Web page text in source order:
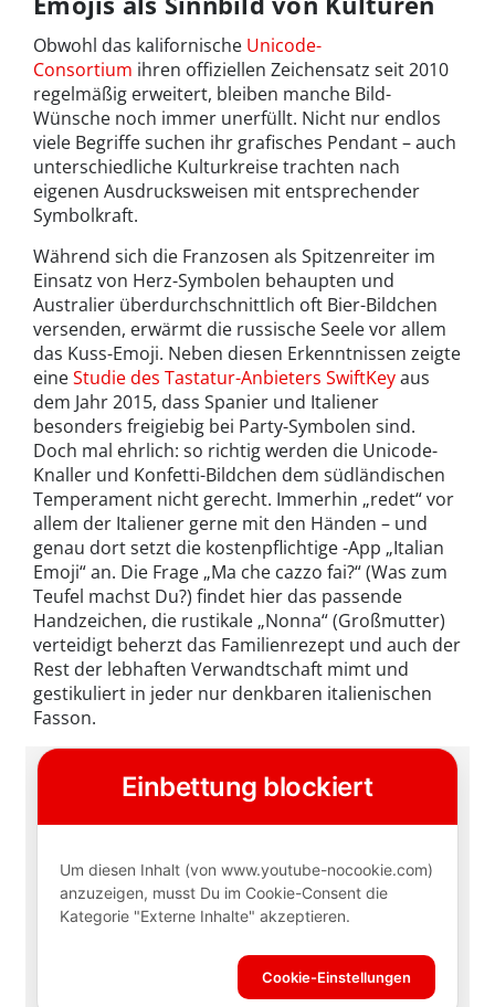
Obwohl das kalifornische Unicode-
Consortium ihren offiziellen Zeichensatz seit 2010
regelmäßig erweitert, bleiben manche Bild-
Wünsche noch immer unerfüllt. Nicht nur endlos
viele Begriffe suchen ihr grafisches Pendant – auch
unterschiedliche Kulturkreise trachten nach
eigenen Ausdrucksweisen mit entsprechender
Symbolkraft.
Während sich die Franzosen als Spitzenreiter im
Einsatz von Herz-Symbolen behaupten und
Australier überdurchschnittlich oft Bier-Bildchen
versenden, erwärmt die russische Seele vor allem
das Kuss-Emoji. Neben diesen Erkenntnissen zeigte
eineStudie des Tastatur-Anbieters SwiftKeyaus
dem Jahr 2015, dass Spanier und Italiener
besonders freigiebig bei Party-Symbolen sind.
Doch mal ehrlich: so richtig werden die Unicode-
Knaller und Konfetti-Bildchen dem südländischen
Temperament nicht gerecht. Immerhin „redet“ vor
allem der Italiener gerne mit den Händen – und
genau dort setzt die kostenpflichtige -App „Italian
Emoji“ an. Die Frage „Ma che cazzo fai?“ (Was zum
Teufel machst Du?) findet hier das passende
Handzeichen, die rustikale „Nonna“ (Großmutter)
verteidigt beherzt das Familienrezept und auch der
Rest der lebhaften Verwandtschaft mimt und
gestikuliert in jeder nur denkbaren italienischen
Fasson.